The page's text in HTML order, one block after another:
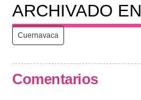
ARCHIVADO EN
Cuernavaca
Comentarios